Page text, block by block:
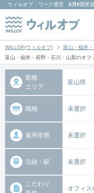
ウィルオブ・ワーク運営 8月9日更
WILLOF(ウィルオブ) 富山・福井
富山・福井・長野・石川・山梨のオフ
勤務
エリア
富山県
職種 未選択
雇用形態 未選択
沿線・駅 未選択
こだわり
オフィス